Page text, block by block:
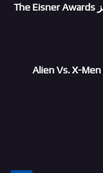
اللائحة الكاملة للفائزين بجوائز The Eisner Awards